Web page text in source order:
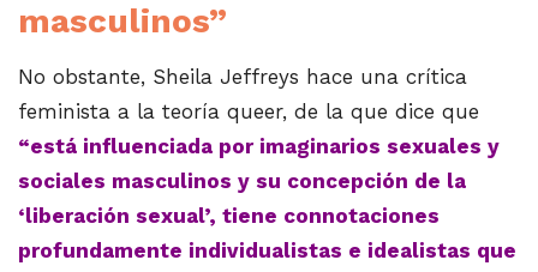
masculinos”
No obstante, Sheila Jeffreys hace una crítica
feminista a la teoría queer, de la que dice que
“está influenciada por imaginarios sexuales y
sociales masculinos y su concepción de la
‘liberación sexual’, tiene connotaciones
profundamente individualistas e idealistas que